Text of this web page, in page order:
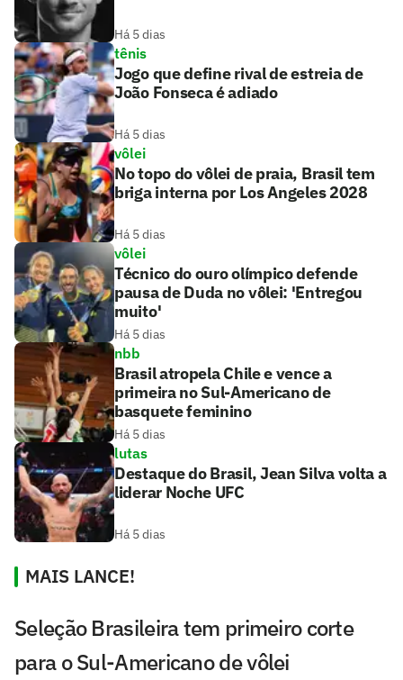
Há 5 dias
tênis
Jogo que define rival de estreia de
João Fonseca é adiado
Há 5 dias
vôlei
No topo do vôlei de praia, Brasil tem
briga interna por Los Angeles 2028
Há 5 dias
vôlei
Técnico do ouro olímpico defende
pausa de Duda no vôlei: 'Entregou
muito'
Há 5 dias
nbb
Brasil atropela Chile e vence a
primeira no Sul-Americano de
basquete feminino
Há 5 dias
lutas
Destaque do Brasil, Jean Silva volta a
liderar Noche UFC
Há 5 dias
MAIS LANCE!
Seleção Brasileira tem primeiro corte
para o Sul-Americano de vôlei